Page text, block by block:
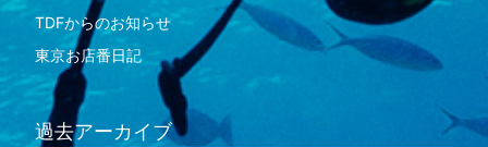
TDFからのお知らせ
東京お店番日記
過去アーカイブ